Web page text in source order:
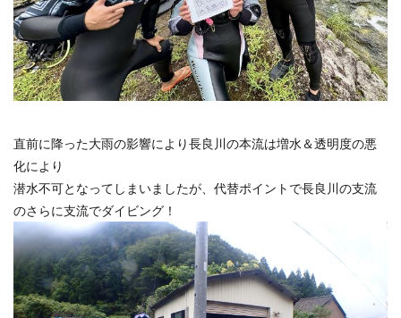
直前に降った大雨の影響により長良川の本流は増水＆透明度の悪
化により
潜水不可となってしまいましたが、代替ポイントで長良川の支流
のさらに支流でダイビング！